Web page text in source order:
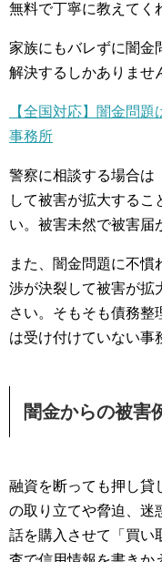
無料で丁寧に教えてく
家族にもバレずに闇金
解決するしかありませ
【全国対応】闇金問
事務所
警察に相談する場合は
して被害が拡大するこ
い。被害未然で被害届
また、闇金問題に不慣
渉が決裂して被害が拡
さい。そもそも債務整
は受け付けていない事
闇金からの被害
融資を断っても押し貸
の取り立てや脅迫、迷
話を購入させて「買い